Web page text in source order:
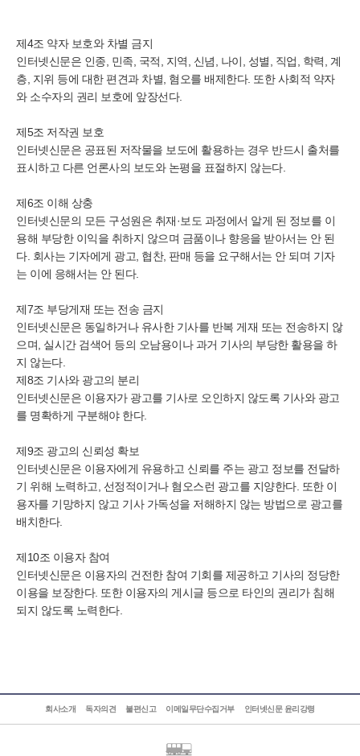
제4조 약자 보호와 차별 금지
인터넷신문은 인종, 민족, 국적, 지역, 신념, 나이, 성별, 직업, 학력, 계
층, 지위 등에 대한 편견과 차별, 혐오를 배제한다. 또한 사회적 약자
와 소수자의 권리 보호에 앞장선다.
제5조 저작권 보호
인터넷신문은 공표된 저작물을 보도에 활용하는 경우 반드시 출처를
표시하고 다른 언론사의 보도와 논평을 표절하지 않는다.
제6조 이해 상충
인터넷신문의 모든 구성원은 취재·보도 과정에서 알게 된 정보를 이
용해 부당한 이익을 취하지 않으며 금품이나 향응을 받아서는 안 된
다. 회사는 기자에게 광고, 협찬, 판매 등을 요구해서는 안 되며 기자
는 이에 응해서는 안 된다.
제7조 부당게재 또는 전송 금지
인터넷신문은 동일하거나 유사한 기사를 반복 게재 또는 전송하지 않
으며, 실시간 검색어 등의 오남용이나 과거 기사의 부당한 활용을 하
지 않는다.
제8조 기사와 광고의 분리
인터넷신문은 이용자가 광고를 기사로 오인하지 않도록 기사와 광고
를 명확하게 구분해야 한다.
제9조 광고의 신뢰성 확보
인터넷신문은 이용자에게 유용하고 신뢰를 주는 광고 정보를 전달하
기 위해 노력하고, 선정적이거나 혐오스런 광고를 지양한다. 또한 이
용자를 기망하지 않고 기사 가독성을 저해하지 않는 방법으로 광고를
배치한다.
제10조 이용자 참여
인터넷신문은 이용자의 건전한 참여 기회를 제공하고 기사의 정당한
이용을 보장한다. 또한 이용자의 게시글 등으로 타인의 권리가 침해
되지 않도록 노력한다.
회사소개 독자의견 불편신고 이메일무단수집거부 인터넷신문 윤리강령